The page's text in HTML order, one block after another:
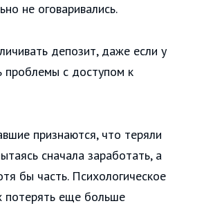
не оговаривались.
депозит, даже если у
проблемы с доступом к
признаются, что теряли
сначала заработать, а
бы часть. Психологическое
потерять еще больше